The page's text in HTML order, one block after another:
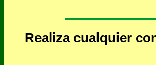
Realiza cualquier